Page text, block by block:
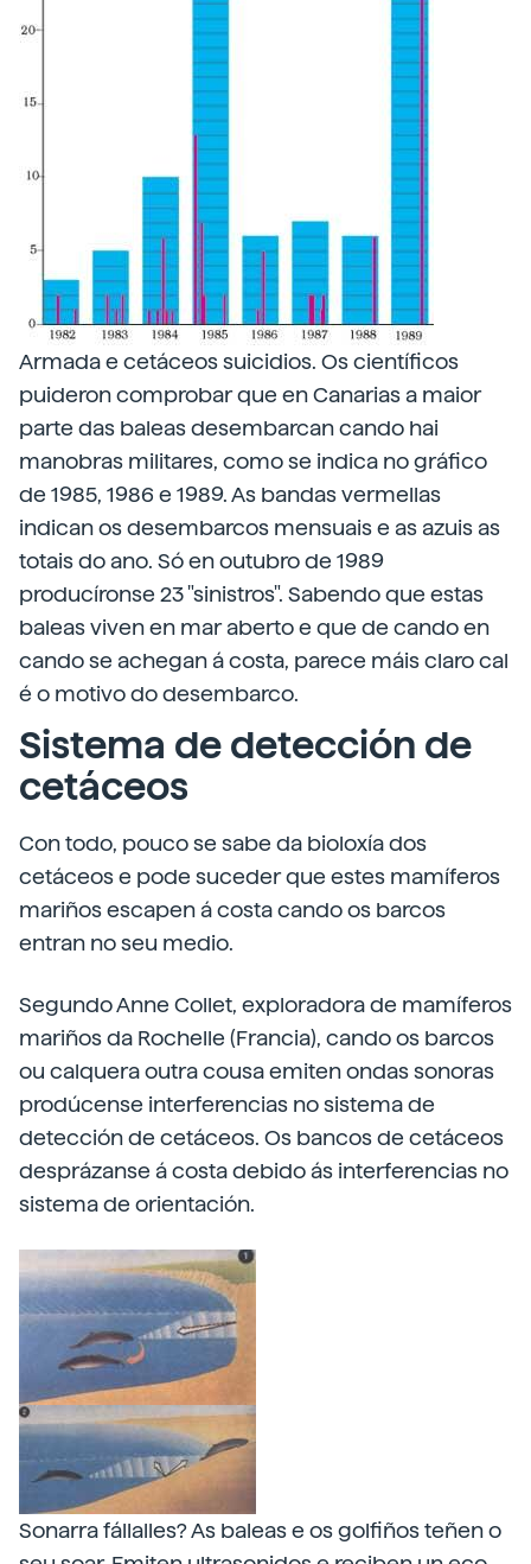
Armada e cetáceos suicidios. Os científicos
puideron comprobar que en Canarias a maior
parte das baleas desembarcan cando hai
manobras militares, como se indica no gráfico
de 1985, 1986 e 1989. As bandas vermellas
indican os desembarcos mensuais e as azuis as
totais do ano. Só en outubro de 1989
producíronse 23 "sinistros". Sabendo que estas
baleas viven en mar aberto e que de cando en
cando se achegan á costa, parece máis claro cal
é o motivo do desembarco.
Sistema de detección de
cetáceos
Con todo, pouco se sabe da bioloxía dos
cetáceos e pode suceder que estes mamíferos
mariños escapen á costa cando os barcos
entran no seu medio.
Segundo Anne Collet, exploradora de mamíferos
mariños da Rochelle (Francia), cando os barcos
ou calquera outra cousa emiten ondas sonoras
prodúcense interferencias no sistema de
detección de cetáceos. Os bancos de cetáceos
desprázanse á costa debido ás interferencias no
sistema de orientación.
Sonarra fállalles? As baleas e os golfiños teñen o